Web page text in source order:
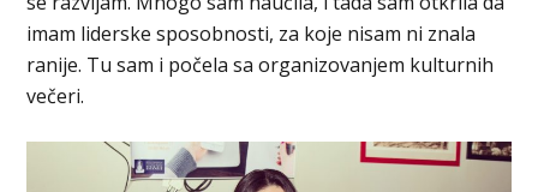
imam liderske sposobnosti, za koje nisam ni znala
ranije. Tu sam i počela sa organizovanjem kulturnih
večeri.